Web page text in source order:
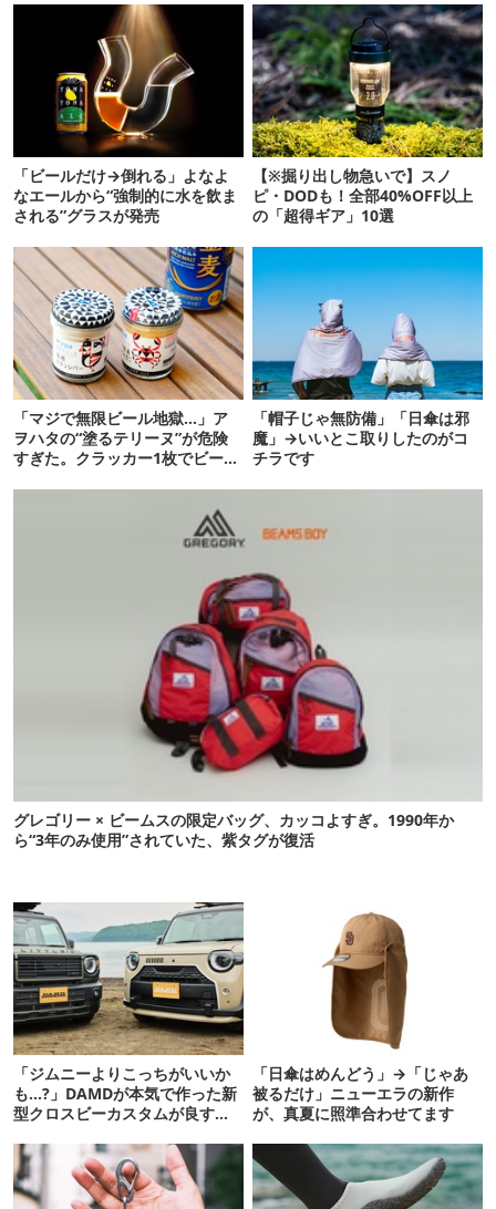
「ビールだけ→倒れる」よなよ
なエールから“強制的に水を飲ま
される”グラスが発売
【※掘り出し物急いで】スノ
ピ・DODも！全部40%OFF以上
の「超得ギア」10選
「マジで無限ビール地獄…」ア
ヲハタの“塗るテリーヌ”が危険
すぎた。クラッカー1枚でビール
「帽子じゃ無防備」「日傘は邪
魔」→いいとこ取りしたのがコ
チラです
グレゴリー × ビームスの限定バッグ、カッコよすぎ。1990年か
ら“3年のみ使用”されていた、紫タグが復活
「ジムニーよりこっちがいいか
も…?」DAMDが本気で作った新
型クロスビーカスタムが良すぎ
「日傘はめんどう」→「じゃあ
被るだけ」ニューエラの新作
が、真夏に照準合わせてます